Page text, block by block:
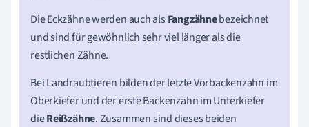
Die Eckzähne werden auch als Fangzähnebezeichnet
und sind für gewöhnlich sehr viel länger als die
restlichen Zähne.
Bei Landraubtieren bilden der letzte Vorbackenzahn im
Oberkiefer und der erste Backenzahn im Unterkiefer
dieReißzähne. Zusammen sind dieses beiden